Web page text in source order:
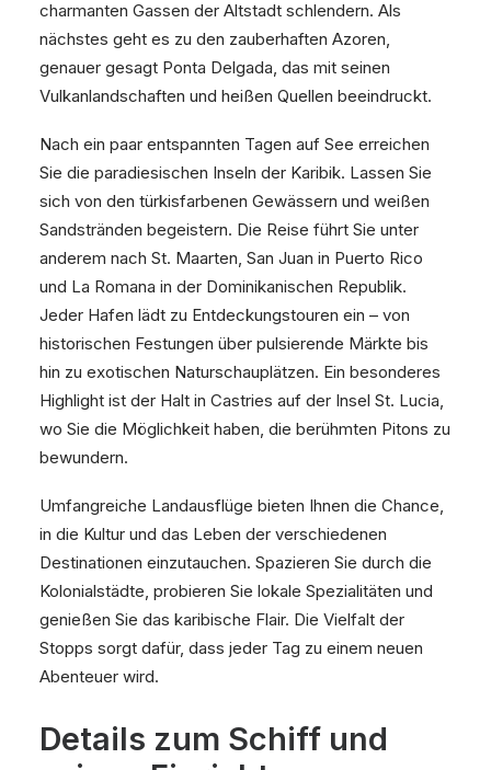
charmanten Gassen der Altstadt schlendern. Als
nächstes geht es zu den zauberhaften Azoren,
genauer gesagt Ponta Delgada, das mit seinen
Vulkanlandschaften und heißen Quellen beeindruckt.
Nach ein paar entspannten Tagen auf See erreichen
Sie die paradiesischen Inseln der Karibik. Lassen Sie
sich von den türkisfarbenen Gewässern und weißen
Sandstränden begeistern. Die Reise führt Sie unter
anderem nach St. Maarten, San Juan in Puerto Rico
und La Romana in der Dominikanischen Republik.
Jeder Hafen lädt zu Entdeckungstouren ein – von
historischen Festungen über pulsierende Märkte bis
hin zu exotischen Naturschauplätzen. Ein besonderes
Highlight ist der Halt in Castries auf der Insel St. Lucia,
wo Sie die Möglichkeit haben, die berühmten Pitons zu
bewundern.
Umfangreiche Landausflüge bieten Ihnen die Chance,
in die Kultur und das Leben der verschiedenen
Destinationen einzutauchen. Spazieren Sie durch die
Kolonialstädte, probieren Sie lokale Spezialitäten und
genießen Sie das karibische Flair. Die Vielfalt der
Stopps sorgt dafür, dass jeder Tag zu einem neuen
Abenteuer wird.
Details zum Schiff und